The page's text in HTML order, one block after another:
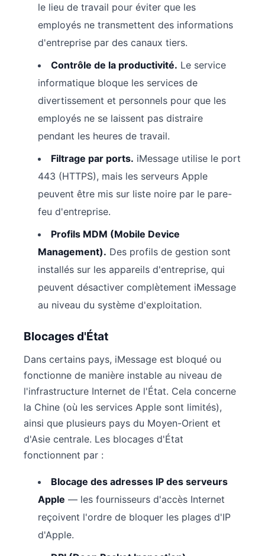
le lieu de travail pour éviter que les
employés ne transmettent des informations
d'entreprise par des canaux tiers.
Contrôle de la productivité. Le service
informatique bloque les services de
divertissement et personnels pour que les
employés ne se laissent pas distraire
pendant les heures de travail.
Filtrage par ports. iMessage utilise le port
443 (HTTPS), mais les serveurs Apple
peuvent être mis sur liste noire par le pare-
feu d'entreprise.
Profils MDM (Mobile Device
Management). Des profils de gestion sont
installés sur les appareils d'entreprise, qui
peuvent désactiver complètement iMessage
au niveau du système d'exploitation.
Blocages d'État
Dans certains pays, iMessage est bloqué ou
fonctionne de manière instable au niveau de
l'infrastructure Internet de l'État. Cela concerne
la Chine (où les services Apple sont limités),
ainsi que plusieurs pays du Moyen-Orient et
d'Asie centrale. Les blocages d'État
fonctionnent par :
Blocage des adresses IP des serveurs
Apple — les fournisseurs d'accès Internet
reçoivent l'ordre de bloquer les plages d'IP
d'Apple.